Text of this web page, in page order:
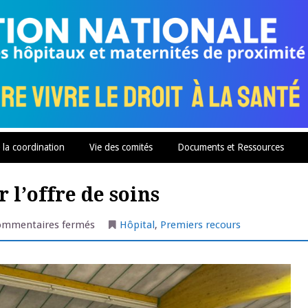
la coordination Vie des comités Documents et Ressources
l’offre de soins
ferméssur
débat
Marmande
sur
l’offre
de
soins
Hôpital, Premiers recours